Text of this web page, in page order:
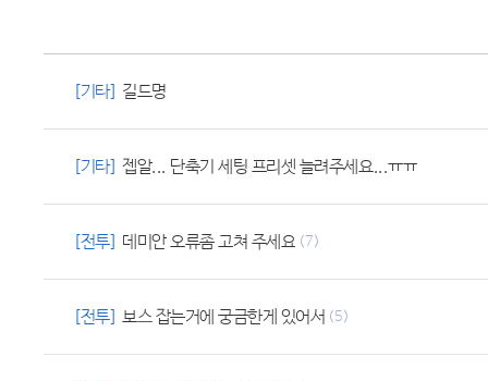
[기타] 길드명
[기타] 젭알... 단축기 세팅 프리셋 늘려주세요...ㅠㅠ
[전투] 데미안 오류좀 고쳐 주세요 (7)
[전투] 보스 잡는거에 궁금한게 있어서 (5)